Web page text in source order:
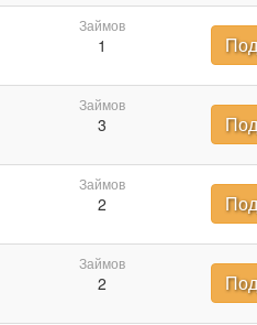
Займов
1
Займов
3
Займов
2
Займов
2